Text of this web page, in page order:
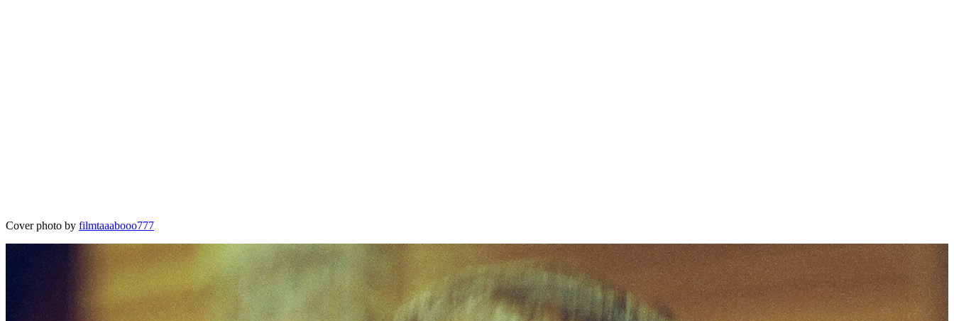
Cover photo by filmtaaabooo777